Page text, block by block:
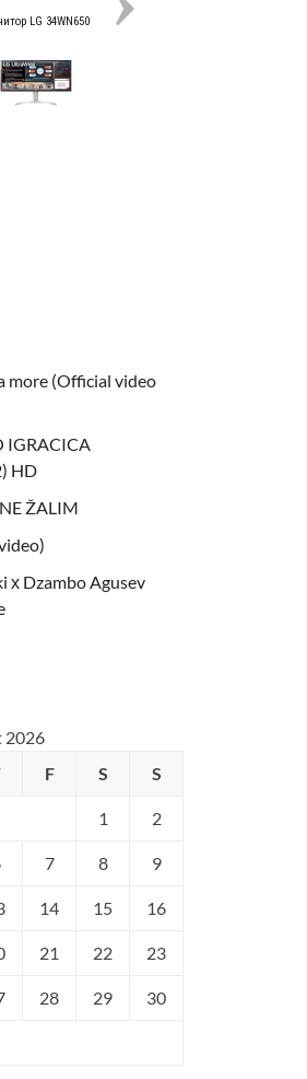
more (Official video
IGRACICA
HD
ŽALIM
х Dzambo Agusev
2026
F S S
1 2
7 8 9
14 15 16
21 22 23
28 29 30